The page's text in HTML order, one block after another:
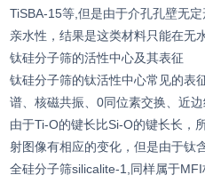
TiSBA-15等,但是由于介孔孔壁无
亲水性，结果是这类材料只能在无
钛硅分子筛的活性中心及其表征
钛硅分子筛的钛活性中心常见的表
谱、核磁共振、0同位素交换、近
由于Ti-O的键长比Si-O的键长长，
射图像有相应的变化，但是由于钛
全硅分子筛silicalite-1,同样属于